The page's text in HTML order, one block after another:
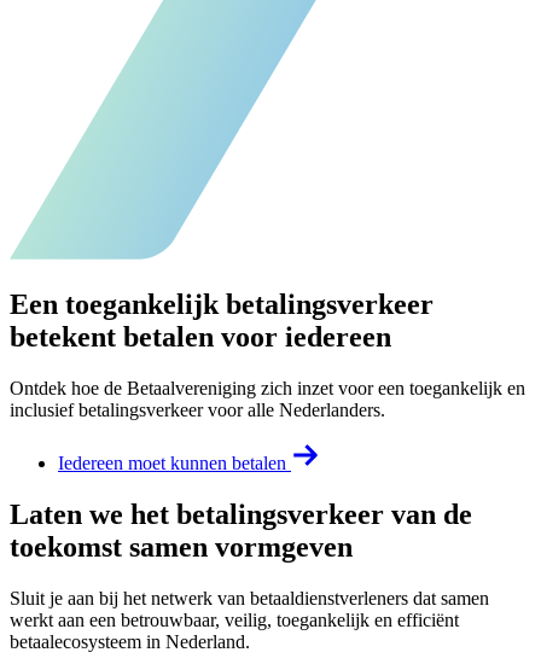
Een toegankelijk betalingsverkeer
betekent betalen voor iedereen
Ontdek hoe de Betaalvereniging zich inzet voor een toegankelijk en
inclusief betalingsverkeer voor alle Nederlanders.
Iedereen moet kunnen betalen
Laten we het betalingsverkeer van de
toekomst samen vormgeven
Sluit je aan bij het netwerk van betaaldienstverleners dat samen
werkt aan een betrouwbaar, veilig, toegankelijk en efficiënt
betaalecosysteem in Nederland.